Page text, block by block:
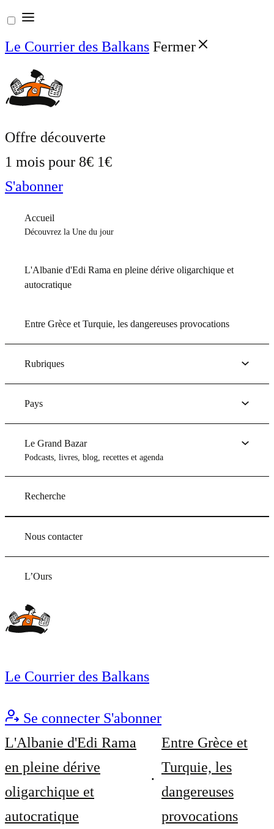
Aller
au
contenu
Le Courrier des Balkans Fermer
Offre découverte
1 mois pour 8€ 1€
S'abonner
Accueil
Découvrez la Une du jour
L'Albanie d'Edi Rama en pleine dérive oligarchique et
autocratique
Entre Grèce et Turquie, les dangereuses provocations
Rubriques
Pays
Le Grand Bazar
Podcasts, livres, blog, recettes et agenda
Recherche
Nous contacter
L’Ours
Le Courrier des Balkans
Se connecter S'abonner
L'Albanie d'Edi Rama
en pleine dérive
oligarchique et
autocratique
Entre Grèce et
Turquie, les
dangereuses
provocations